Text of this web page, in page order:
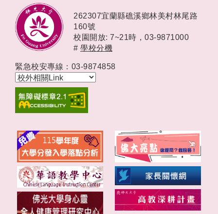
262307宜蘭縣礁溪鄉林美村林尾路
160號
校園開放: 7~21時， 03-9871000
# 學校分機
緊急校安專線：03-9874858